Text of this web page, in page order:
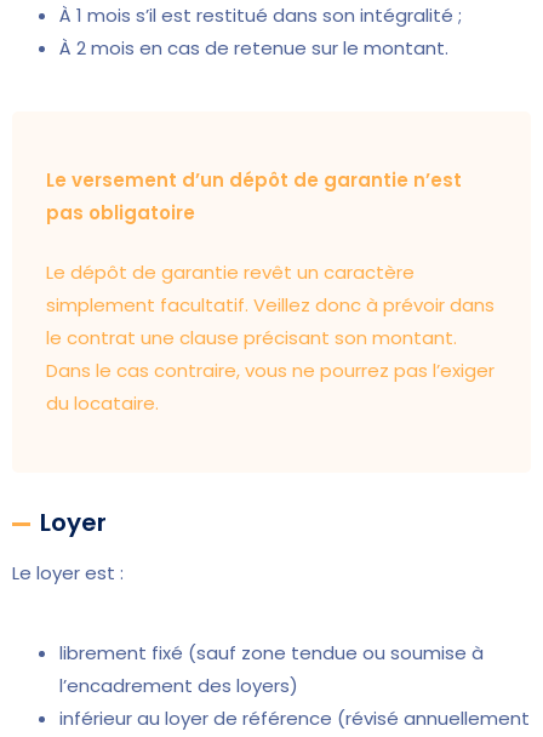
À 1 mois s’il est restitué dans son intégralité ;
À 2 mois en cas de retenue sur le montant.
Le versement d’un dépôt de garantie n’est
pas obligatoire
Le dépôt de garantie revêt un caractère
simplement facultatif. Veillez donc à prévoir dans
le contrat une clause précisant son montant.
Dans le cas contraire, vous ne pourrez pas l’exiger
du locataire.
Loyer
Le loyer est :
librement fixé (sauf zone tendue ou soumise à
l’encadrement des loyers)
inférieur au loyer de référence (révisé annuellement